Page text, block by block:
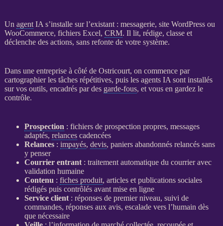
Un agent IA s’installe sur l’existant : messagerie, site WordPressou
WooCommerce, fichiers Excel, CRM. Il lit, rédige, classe et
déclenche des actions, sans refonte de votre système.
Dans une entreprise à côté de Ostricourt, on commence par
cartographier les tâches répétitives, puis les agents IA sont installés
sur vos outils, encadrés par des garde-fous, et vous en gardez le
contrôle.
Prospection : fichiers de prospection propres, messages
adaptés, relancescadencées
Relances: impayés, devis, paniers abandonnés relancés sans
y penser
Courrier entrant: traitement automatique du courrier avec
validation humaine
Contenu : fiches produit, articles et publications sociales
rédigés puis contrôlés avant mise en ligne
Service client: réponses de premier niveau, suivi de
commandes, réponses aux avis, escalade vers l’humain dès
que nécessaire